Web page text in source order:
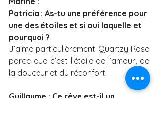
Patricia : As-tu une préférence pour
une des étoiles et si oui laquelle et
pourquoi ?
J’aime particulièrement Quartzy Rose
parce que c’est l’étoile de l’amour, de
la douceur et du réconfort.
Guillaume : Ce rêve est-il un